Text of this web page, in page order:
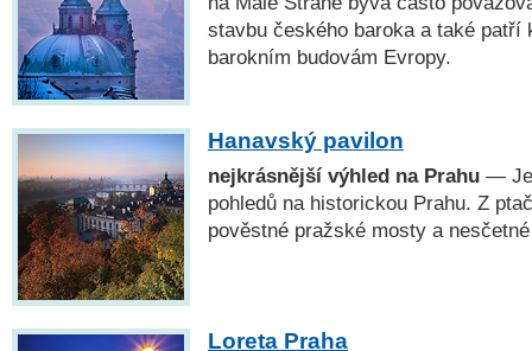
stavbu českého baroka a také patří
barokním budovám Evropy.
Hanavský pavilon
nejkrásnější výhled na Prahu —
pohledů na historickou Prahu. Z
pověstné pražské mosty a
Loreta Praha